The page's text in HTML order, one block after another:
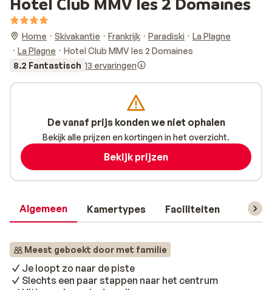
Home Skivakantie Frankrijk Paradiski
La Plagne
La Plagne
Hotel Club MMV les 2 Domaines
8.2 Fantastisch 13 ervaringen
Algemeen Kamertypes Faciliteiten
Meest geboekt door met familie
Je loopt zo naar de piste
Slechts een paar stappen naar het centrum
De vanaf prijs konden we niet ophalen
Bekijk alle prijzen en kortingen in het overzicht.
Bekijk prijzen